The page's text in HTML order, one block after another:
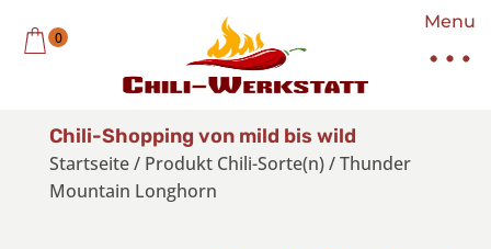
Menu
0
Chili-Shopping von mild bis wild
Startseite/ Produkt Chili-Sorte(n)/Thunder
Mountain Longhorn